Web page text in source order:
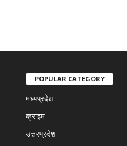
POPULAR CATEGORY
मध्यप्रदेश
क्राइम
उत्तरप्रदेश